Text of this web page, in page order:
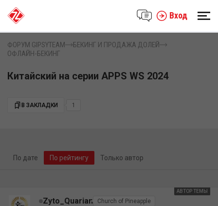
Вход
ФОРУМ GIPSYTEAM
БЕКИНГ И ПРОДАЖА ДОЛЕЙ
ОФЛАЙН-БЕКИНГ
Китайский на серии APPS WS 2024
В ЗАКЛАДКИ 1
По дате По рейтингу Только автор
АВТОР
Zyto_Quarian
АВТОР ТЕМЫ
Church of Pineapple